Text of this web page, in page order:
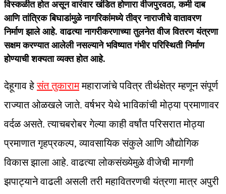
विस्कळीत होत असून वारंवार खंडित होणारा वीजपुरवठा, कमी दाब
आणि तांत्रिक बिघाडांमुळे नागरिकांमध्ये तीव्र नाराजीचे वातावरण
निर्माण झाले आहे. वाढत्या नागरीकरणाच्या तुलनेत वीज वितरण यंत्रणा
सक्षम करण्यात आलेली नसल्याने भविष्यात गंभीर परिस्थिती निर्माण
होण्याची शक्यता व्यक्त होत आहे.
देहूगाव हेसंत तुकाराममहाराजांचे पवित्र तीर्थक्षेत्र म्हणून संपूर्ण
राज्यात ओळखले जाते. वर्षभर येथे भाविकांची मोठ्या प्रमाणावर
वर्दळ असते. त्याचबरोबर गेल्या काही वर्षांत परिसरात मोठ्या
प्रमाणात गृहप्रकल्प, व्यावसायिक संकुले आणि औद्योगिक
विकास झाला आहे. वाढत्या लोकसंख्येमुळे वीजेची मागणी
झपाट्याने वाढली असली तरी महावितरणची यंत्रणा मात्र अपुरी